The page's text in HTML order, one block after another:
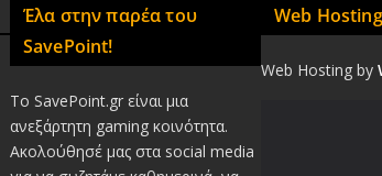
Έλα στην παρέα του
SavePoint!
Το SavePoint.gr είναι μια
ανεξάρτητη gaming κοινότητα.
Ακολούθησέ μας στα social media
Web Hosting
Web Hosting by